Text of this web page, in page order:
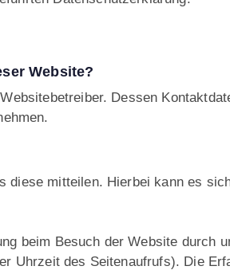
Website?
Dessen
diese mitteilen. Hierbei kann es
beim Besuch der Website durch
Uhrzeit des Seitenaufrufs). Die